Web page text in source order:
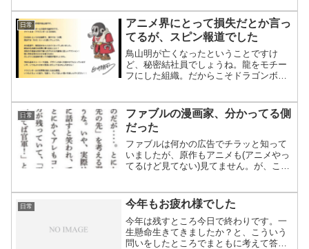
るんでしょ。もう預言しておく。で、ク
ライシス...
日常
アニメ界にとって損失だとか言っ
てるが、スピン報道でした
鳥山明が亡くなったということですけ
ど、秘密結社員でしょうね。龍をモチー
フにした組織。だからこそドラゴンボー
でにこれでお察しくださいということ。
知ってる人なら「あ(察し...
日常
ファブルの漫画家、分かってる側
だった
ファブルは何かの広告でチラッと知って
いましたが、原作もアニメも(アニメやっ
てるけど見てない)見てません。が、こう
漫画家は本来こうあるべき。にもかかわ
らず、鬼滅の刃とか、...
日常 今年もお疲れ様でした
今年は残すところ今日で終わりです。一
生懸命生きてきましたか？と、こういう
問いをしたところでまともに考えて答え